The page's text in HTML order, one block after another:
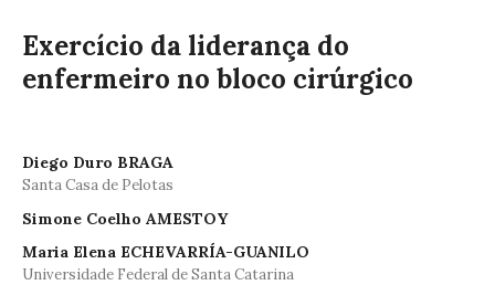
Exercício da liderança do
enfermeiro no bloco cirúrgico
Diego Duro BRAGA
Santa Casa de Pelotas
Simone Coelho AMESTOY
Maria Elena ECHEVARRÍA-GUANILO
Universidade Federal de Santa Catarina